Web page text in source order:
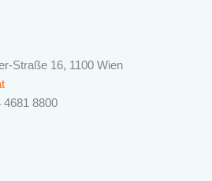
Straße 16, 1100 Wien
4681 8800